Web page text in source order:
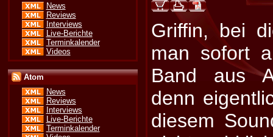
News
Reviews
Interviews
Live-Berichte
Terminkalender
Videos
Atom
News
Reviews
Interviews
Live-Berichte
Terminkalender
Griffin, bei
man sofort
Band aus
denn
diesem